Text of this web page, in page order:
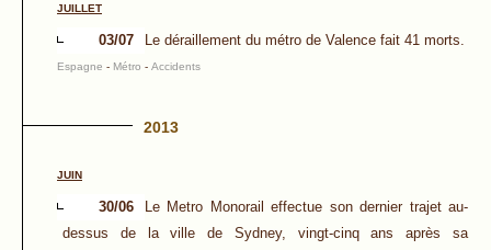
JUILLET
03/07 Le déraillement du métro de Valence fait 41 morts.
Espagne - Métro - Accidents
2013
JUIN
30/06
Le Metro Monorail effectue son dernier trajet au-
dessus de la ville de Sydney, vingt-cinq ans après sa